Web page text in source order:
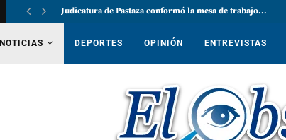
Judicatura de Pastaza conformó la mesa de trabajo...
NOTICIAS DEPORTES OPINIÓN ENTREVISTAS